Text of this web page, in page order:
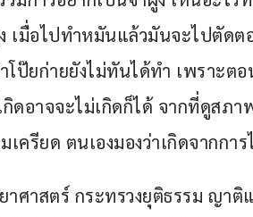
เมื่อไปทำหมันแล้วมันจะไปตัด
โป๊ยก่ายยังไม่ทันได้ทำ เพราะต
ดอาจจะไม่เกิดก็ได้ จากที่ดูสภ
ครียด ตนเองมองว่าเกิดจากกา
ศาสตร์ กระทรวงยุติธรรม ญา